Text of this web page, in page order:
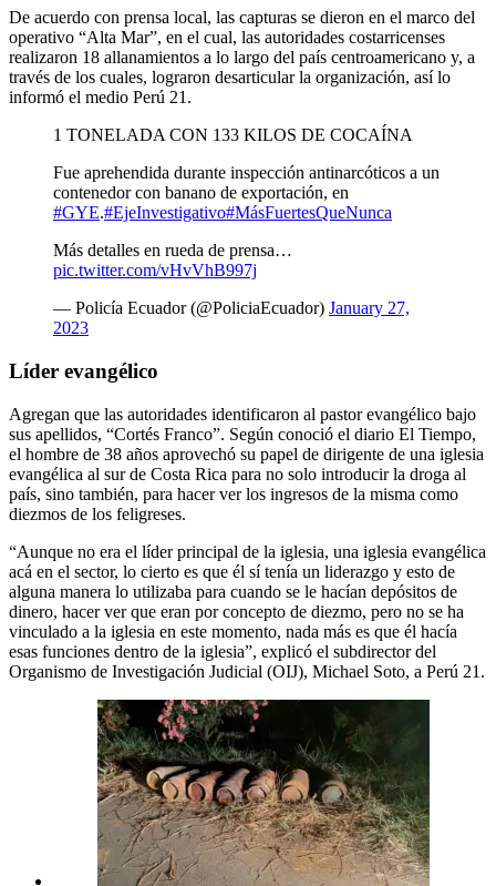
De acuerdo con prensa local, las capturas se dieron en el marco del
operativo “Alta Mar”, en el cual, las autoridades costarricenses
realizaron 18 allanamientos a lo largo del país centroamericano y, a
través de los cuales, lograron desarticular la organización, así lo
informó el medio Perú 21.
1 TONELADA CON 133 KILOS DE COCAÍNA
Fue aprehendida durante inspección antinarcóticos a un
contenedor con banano de exportación, en
#GYE.#EjeInvestigativo#MásFuertesQueNunca
Más detalles en rueda de prensa…
pic.twitter.com/vHvVhB997j
— Policía Ecuador (@PoliciaEcuador) January 27,
2023
Líder evangélico
Agregan que las autoridades identificaron al pastor evangélico bajo
sus apellidos, “Cortés Franco”. Según conoció el diario El Tiempo,
el hombre de 38 años aprovechó su papel de dirigente de una iglesia
evangélica al sur de Costa Rica para no solo introducir la droga al
país, sino también, para hacer ver los ingresos de la misma como
diezmos de los feligreses.
“Aunque no era el líder principal de la iglesia, una iglesia evangélica
acá en el sector, lo cierto es que él sí tenía un liderazgo y esto de
alguna manera lo utilizaba para cuando se le hacían depósitos de
dinero, hacer ver que eran por concepto de diezmo, pero no se ha
vinculado a la iglesia en este momento, nada más es que él hacía
esas funciones dentro de la iglesia”, explicó el subdirector del
Organismo de Investigación Judicial (OIJ), Michael Soto, a Perú 21.